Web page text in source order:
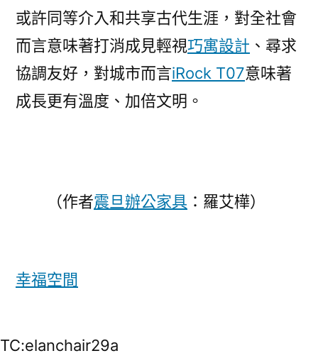
或許同等介入和共享古代生涯，對全社會
而言意味著打消成見輕視巧寓設計 、尋求
協調友好，對城市而言iRock T07意味著
成長更有溫度、加倍文明。
（作者震旦辦公家具 ：羅艾樺）
幸福空間
TC:elanchair29a